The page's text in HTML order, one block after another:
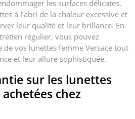
les surfaces délicates.
à l’abri de la chaleur excessive et
leur qualité et leur brillance. En
régulier, vous pouvez
vos lunettes femme Versace tout
et leur allure sophistiquée.
sur les lunettes
chez